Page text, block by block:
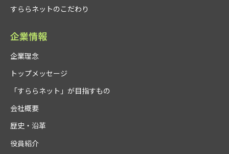
すららネットのこだわり
企業情報
企業理念
トップメッセージ
「すららネット」が目指すもの
会社概要
歴史・沿革
役員紹介